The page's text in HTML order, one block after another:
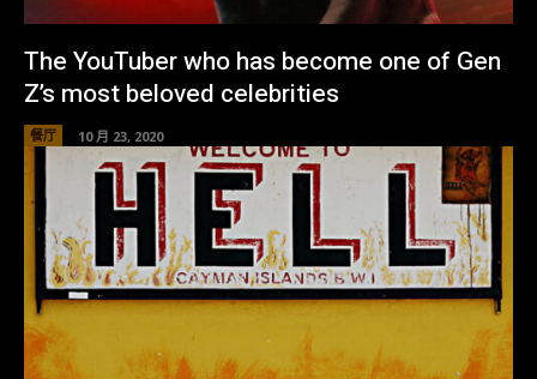
The YouTuber who has become one of Gen
Z’s most beloved celebrities
餐厅 10 月 23, 2020